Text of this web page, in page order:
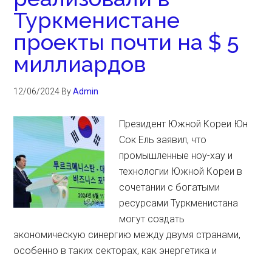
Туркменистане
проекты почти на $ 5
миллиардов
12/06/2024 ByAdmin
Президент Южной Кореи Юн
Сок Ель заявил, что
промышленные ноу-хау и
технологии Южной Кореи в
сочетании с богатыми
ресурсами Туркменистана
могут создать
экономическую синергию между двумя странами,
особенно в таких секторах, как энергетика и